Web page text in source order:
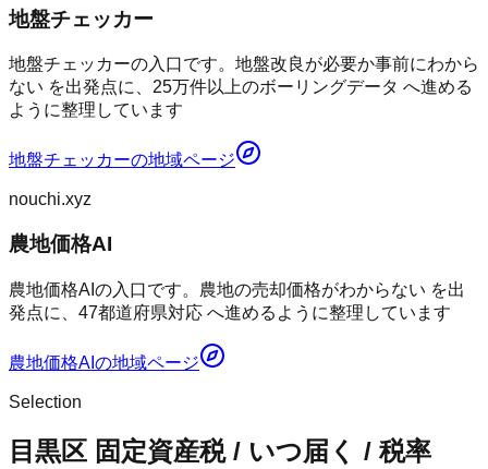
地盤チェッカー
地盤チェッカーの入口です。地盤改良が必要か事前にわから
ない を出発点に、25万件以上のボーリングデータ へ進める
ように整理しています
地盤チェッカーの地域ページ
nouchi.xyz
農地価格AI
農地価格AIの入口です。農地の売却価格がわからない を出
発点に、47都道府県対応 へ進めるように整理しています
農地価格AI の地域ページ
Selection
目黒区 固定資産税 / いつ届く / 税率